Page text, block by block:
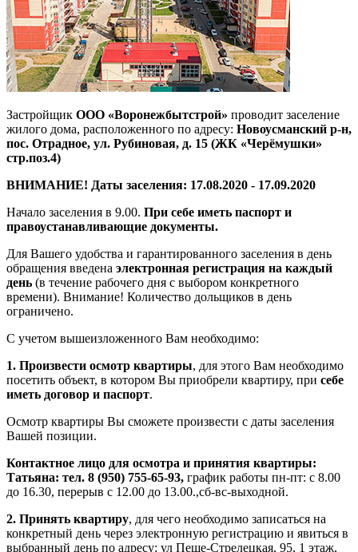
Застройщик ООО «Воронежбытстрой» проводит заселение
жилого дома, расположенного по адресу: Новоусманский р-н,
пос. Отрадное, ул. Рубиновая, д. 15 (ЖК «Черёмушки»
стр.поз.4)
ВНИМАНИЕ! Даты заселения: 17.08.2020 - 17.09.2020
Начало заселения в 9.00. При себе иметь паспорт и
правоустанавливающие документы.
Для Вашего удобства и гарантированного заселения в день
обращения введена электронная регистрация на каждый
день (в течение рабочего дня с выбором конкретного
времени). Внимание! Количество дольщиков в день
ограничено.
С учетом вышеизложенного Вам необходимо:
1. Произвести осмотр квартиры, для этого Вам необходимо
посетить объект, в котором Вы приобрели квартиру, при себе
иметь договор и паспорт.
Осмотр квартиры Вы сможете произвести с даты заселения
Вашей позиции.
Контактное лицо для осмотра и принятия квартиры:
Татьяна: тел. 8 (950) 755-65-93, график работы пн-пт: с 8.00
до 16.30, перерыв с 12.00 до 13.00.,сб-вс-выходной.
2. Принять квартиру, для чего необходимо записаться на
конкретный день через электронную регистрацию и явиться в
выбранный день по адресу: ул Пеше-Стрелецкая, 95, 1 этаж,